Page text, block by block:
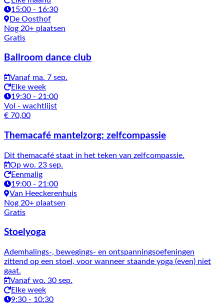
15:00 - 16:30
De Oosthof
Nog 20+ plaatsen
Gratis
Ballroom dance club
Vanaf ma. 7 sep.
Elke week
19:30 - 21:00
Vol - wachtlijst
€ 70,00
Themacafé mantelzorg: zelfcompassie
Dit themacafé staat in het teken van zelfcompassie.
Op wo. 23 sep.
Eenmalig
19:00 - 21:00
Van Heeckerenhuis
Nog 20+ plaatsen
Gratis
Stoelyoga
Ademhalings-, bewegings- en ontspanningsoefeningen
zittend op een stoel, voor wanneer staande yoga (even) niet
gaat.
Vanaf wo. 30 sep.
Elke week
9:30 - 10:30